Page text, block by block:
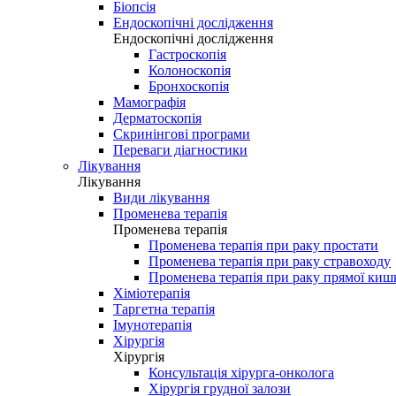
Біопсія
Ендоскопічні дослідження
Ендоскопічні дослідження
Гастроскопія
Колоноскопія
Бронхоскопія
Мамографія
Дерматоскопія
Скринінгові програми
Переваги діагностики
Лікування
Лікування
Види лікування
Променева терапія
Променева терапія
Променева терапія при раку простати
Променева терапія при раку стравоходу
Променева терапія при раку прямої
Хіміотерапія
Таргетна терапія
Імунотерапія
Хірургія
Хірургія
Консультація хірурга-онколога
Хірургія грудної залози